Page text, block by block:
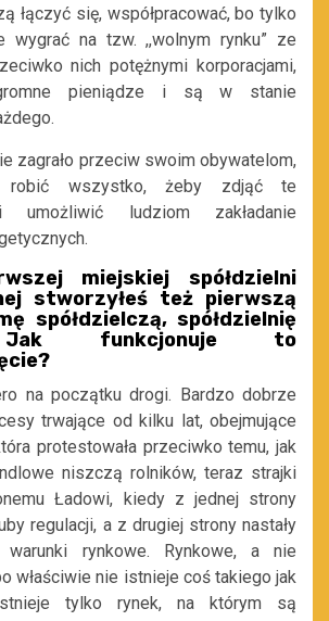
łączyć się, współpracować, bo tylko
na tzw. ,,wolnym rynku” ze
nich potężnymi korporacjami,
pieniądze i są w stanie
zagrało przeciw swoim obywatelom,
robić wszystko, żeby zdjąć te
umożliwić ludziom zakładanie
miejskiej spółdzielni
stworzyłeś też pierwszą
spółdzielczą, spółdzielnię
Jak funkcjonuje to
na początku drogi. Bardzo dobrze
trwające od kilku lat, obejmujące
protestowała przeciwko temu, jak
niszczą rolników, teraz strajki
Ładowi, kiedy z jednej strony
regulacji, a z drugiej strony nastały
warunki rynkowe. Rynkowe, a nie
właściwie nie istnieje coś takiego jak
tylko rynek, na którym są